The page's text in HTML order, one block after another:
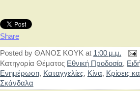
Share
Posted by ΘΑΝΟΣ ΚΟΥΚ at 1:00 μ.μ.
Κατηγορία Θέματος Εθνική Προδοσία,
Ενημέρωση, Καταγγελίες, Κίνα, Κρίσεις
Σκάνδαλα